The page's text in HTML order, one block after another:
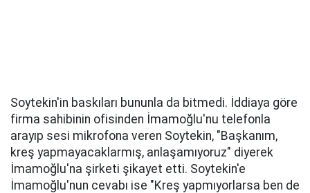
Soytekin'in baskıları bununla da bitmedi. İddiaya göre
firma sahibinin ofisinden İmamoğlu'nu telefonla
arayıp sesi mikrofona veren Soytekin, "Başkanım,
kreş yapmayacaklarmış, anlaşamıyoruz" diyerek
İmamoğlu'na şirketi şikayet etti. Soytekin'e
İmamoğlu'nun cevabı ise "Kreş yapmıyorlarsa ben de